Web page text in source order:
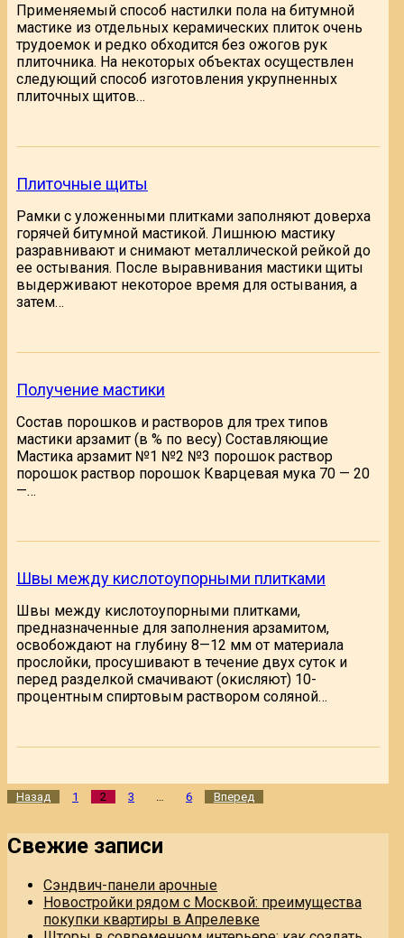
Применяемый способ настилки пола на битумной
мастике из отдельных керамических плиток очень
трудоемок и редко обходится без ожогов рук
плиточника. На некоторых объектах осуществлен
следующий способ изготовления укрупненных
плиточных щитов…
Плиточные щиты
Рамки с уложенными плитками заполняют доверха
горячей битумной мастикой. Лишнюю мастику
разравнивают и снимают металлической рейкой до
ее остывания. После выравнивания мастики щиты
выдерживают некоторое время для остывания, а
затем…
Получение мастики
Состав порошков и растворов для трех типов
мастики арзамит (в % по весу) Составляющие
Мастика арзамит №1 №2 №3 порошок раствор
порошок раствор порошок Кварцевая мука 70 — 20
—…
Швы между кислотоупорными плитками
Швы между кислотоупорными плитками,
предназначенные для заполнения арзамитом,
освобождают на глубину 8—12 мм от материала
прослойки, просушивают в течение двух суток и
перед разделкой смачивают (окисляют) 10-
процентным спиртовым раствором соляной…
Пагинация
Назад 1 2 3 6 Вперед
Свежие записи
Сэндвич-панели арочные
Новостройки рядом с Москвой: преимущества
покупки квартиры в Апрелевке